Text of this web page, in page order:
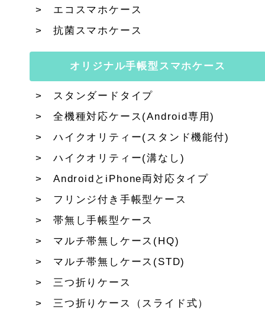
エコスマホケース
抗菌スマホケース
オリジナル手帳型スマホケース
スタンダードタイプ
全機種対応ケース(Android専用)
ハイクオリティー(スタンド機能付)
ハイクオリティー(溝なし)
AndroidとiPhone両対応タイプ
フリンジ付き手帳型ケース
帯無し手帳型ケース
マルチ帯無しケース(HQ)
マルチ帯無しケース(STD)
三つ折りケース
三つ折りケース（スライド式）